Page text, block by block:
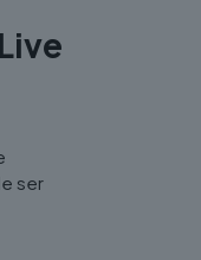
ser